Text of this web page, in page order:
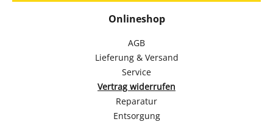
Onlineshop
AGB
Lieferung & Versand
Service
Vertrag widerrufen
Reparatur
Entsorgung